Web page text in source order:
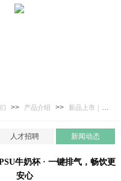
>> 产品介绍 >> 新品上市｜直饮PPSU牛奶杯 · 一键排气，畅饮更安心
新闻动态
人才招聘
牛奶杯 · 一键排气，畅饮更
安心